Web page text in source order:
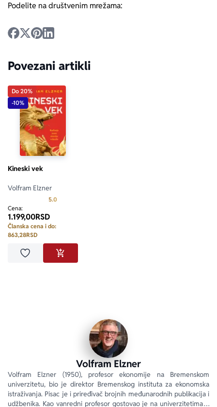
Podelite na društvenim mrežama:
Povezani artikli
Do 20%
-10%
Kineski vek
Volfram Elzner
5.0
Cena:
1.199,00RSD
Članska cena i do:
863,28RSD
Dodaj u omiljeneDODAJ U KORPU
Volfram Elzner
Volfram Elzner (1950), profesor ekonomije na Bremenskom
univerzitetu, bio je direktor Bremenskog instituta za ekonomska
istraživanja. Pisac je i priređivač brojnih međunarodnih publikacija i
udžbenika. Kao vanredni profesor gostovao je na univerzitetima u